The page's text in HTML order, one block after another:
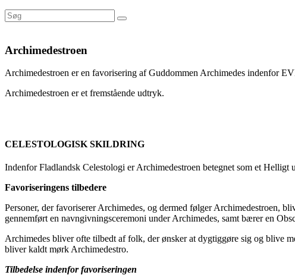
Archimedestroen
Archimedestroen er en favorisering af Guddommen Archimedes indenfor
Archimedestroen er et fremstående udtryk.
CELESTOLOGISK SKILDRING
Indenfor Fladlandsk Celestologi er Archimedestroen betegnet som et Helligt
Favoriseringens tilbedere
Personer, der favoriserer Archimedes, og dermed følger Archimedestroen,
gennemført en navngivningsceremoni under Archimedes, samt bærer en
Archimedes bliver ofte tilbedt af folk, der ønsker at dygtiggøre sig og blive
bliver kaldt mørk Archimedestro.
Tilbedelse indenfor favoriseringen